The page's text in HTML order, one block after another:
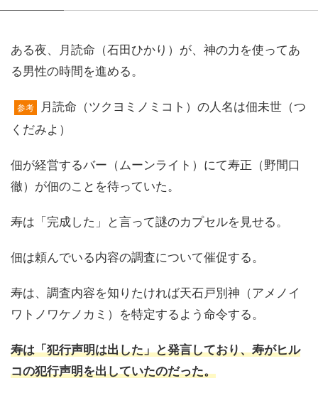
ある夜、月読命（石田ひかり）が、神の力を使ってあ
る男性の時間を進める。
参考
月読命（ツクヨミノミコト）の人名は佃未世（つ
くだみよ）
佃が経営するバー（ムーンライト）にて寿正（野間口
徹）が佃のことを待っていた。
寿は「完成した」と言って謎のカプセルを見せる。
佃は頼んでいる内容の調査について催促する。
寿は、調査内容を知りたければ天石戸別神（アメノイ
ワトノワケノカミ）を特定するよう命令する。
寿は「犯行声明は出した」と発言しており、寿がヒル
コの犯行声明を出していたのだった。